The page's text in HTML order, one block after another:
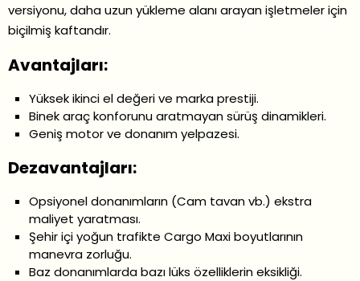
versiyonu, daha uzun yükleme alanı arayan işletmeler için
biçilmiş kaftandır.
Avantajları:
Yüksek ikinci el değeri ve marka prestiji.
Binek araç konforunu aratmayan sürüş dinamikleri.
Geniş motor ve donanım yelpazesi.
Dezavantajları:
Opsiyonel donanımların (Cam tavan vb.) ekstra
maliyet yaratması.
Şehir içi yoğun trafikte Cargo Maxi boyutlarının
manevra zorluğu.
Baz donanımlarda bazı lüks özelliklerin eksikliği.